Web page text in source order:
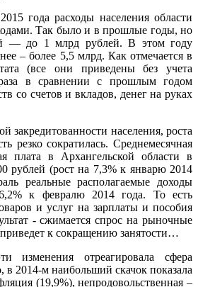
года расходы населения области
Так было и в прошлые годы, но
— до 1 млрд рублей. В этом году
– более 5,5 млрд. Как отмечается в
(все они приведены без учета
в сравнении с прошлым годом
со счетов и вкладов, денег на руках
закредитованности населения, роста
резко сократилась. Среднемесячная
плата в Архангельской области в
рублей (рост на 7,3% к январю 2014
реальные располагаемые доходы
к февралю 2014 года. То есть
и услуг на зарплаты и пособия
- сжимается спрос на рыночные
к сокращению занятости…
изменения отреагировала сфера
в 2014-м наибольший скачок показала
(19,9%), непродовольственная –